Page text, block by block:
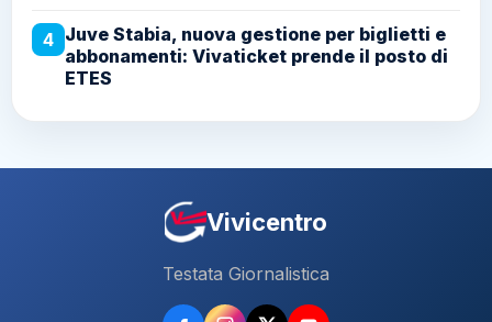
4 Juve Stabia, nuova gestione per biglietti e
abbonamenti: Vivaticket prende il posto di
ETES
Vivicentro
Testata Giornalistica